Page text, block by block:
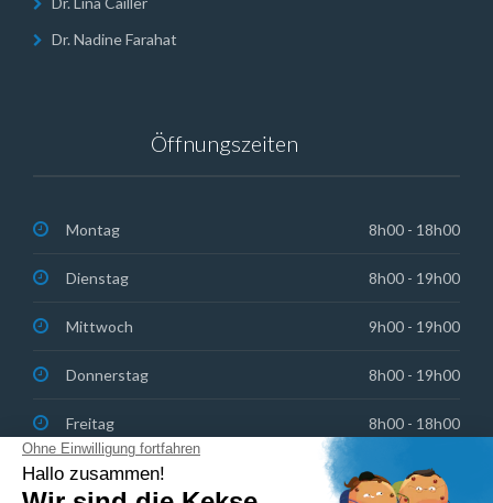
Dr. Nadine Farahat
Öffnungszeiten
Montag 8h00 - 18h00
Dienstag 8h00 - 19h00
Mittwoch 9h00 - 19h00
Donnerstag 8h00 - 19h00
Freitag 8h00 - 18h00
Samstag: Bereitschaftsdienst für Notfälle 8h30 - 13h00